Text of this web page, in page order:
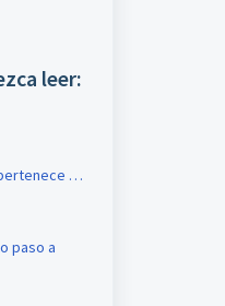
leer:
a
paso a